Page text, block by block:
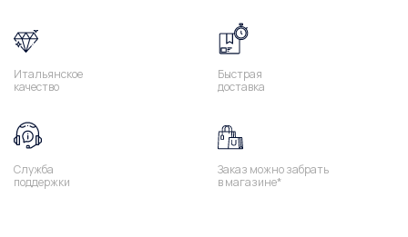
Итальянское
качество
Быстрая
доставка
Служба
поддержки
Заказ можно забрать
в магазине*